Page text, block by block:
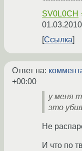
SV0L0CH
Ссылка
Ответ на:
+00:00
у меня
это
Не
И что по